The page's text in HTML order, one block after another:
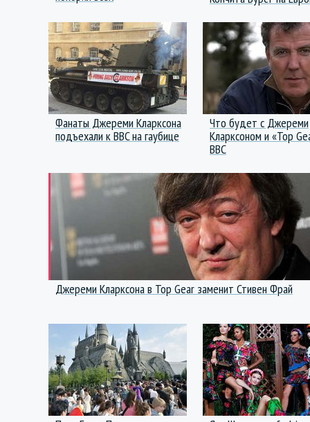
Фанаты Джереми Кларксона
подъехали к BBC на гаубице
Что будет с Джереми
Кларксоном и «Top
BBC
Джереми Кларксона в Top Gear заменит Стивен Фрай